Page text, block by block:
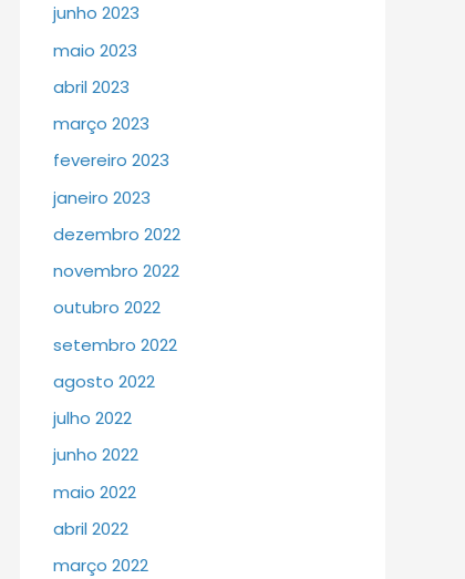
junho 2023
maio 2023
abril 2023
março 2023
fevereiro 2023
janeiro 2023
dezembro 2022
novembro 2022
outubro 2022
setembro 2022
agosto 2022
julho 2022
junho 2022
maio 2022
abril 2022
março 2022